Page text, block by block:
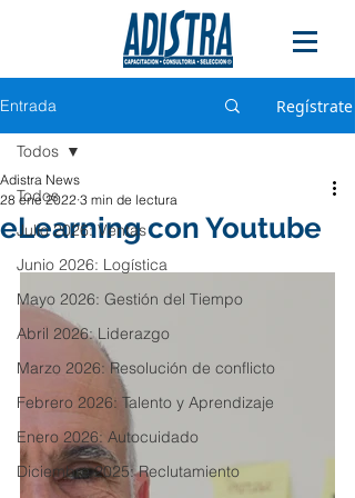
Entrada Regístrate
Todos
Julio 2026: Ventas
Junio 2026: Logística
Mayo 2026: Gestión del Tiempo
Abril 2026: Liderazgo
Marzo 2026: Resolución de conflicto
Febrero 2026: Talento y Aprendizaje
Enero 2026: Autocuidado
Diciembre 2025: Reclutamiento
Todos
eLearning con Youtube
Adistra News
28 ene 2022 3 min de lectura